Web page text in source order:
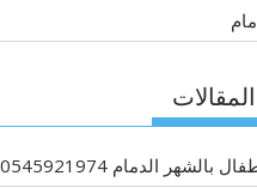
الدمام 0545921974